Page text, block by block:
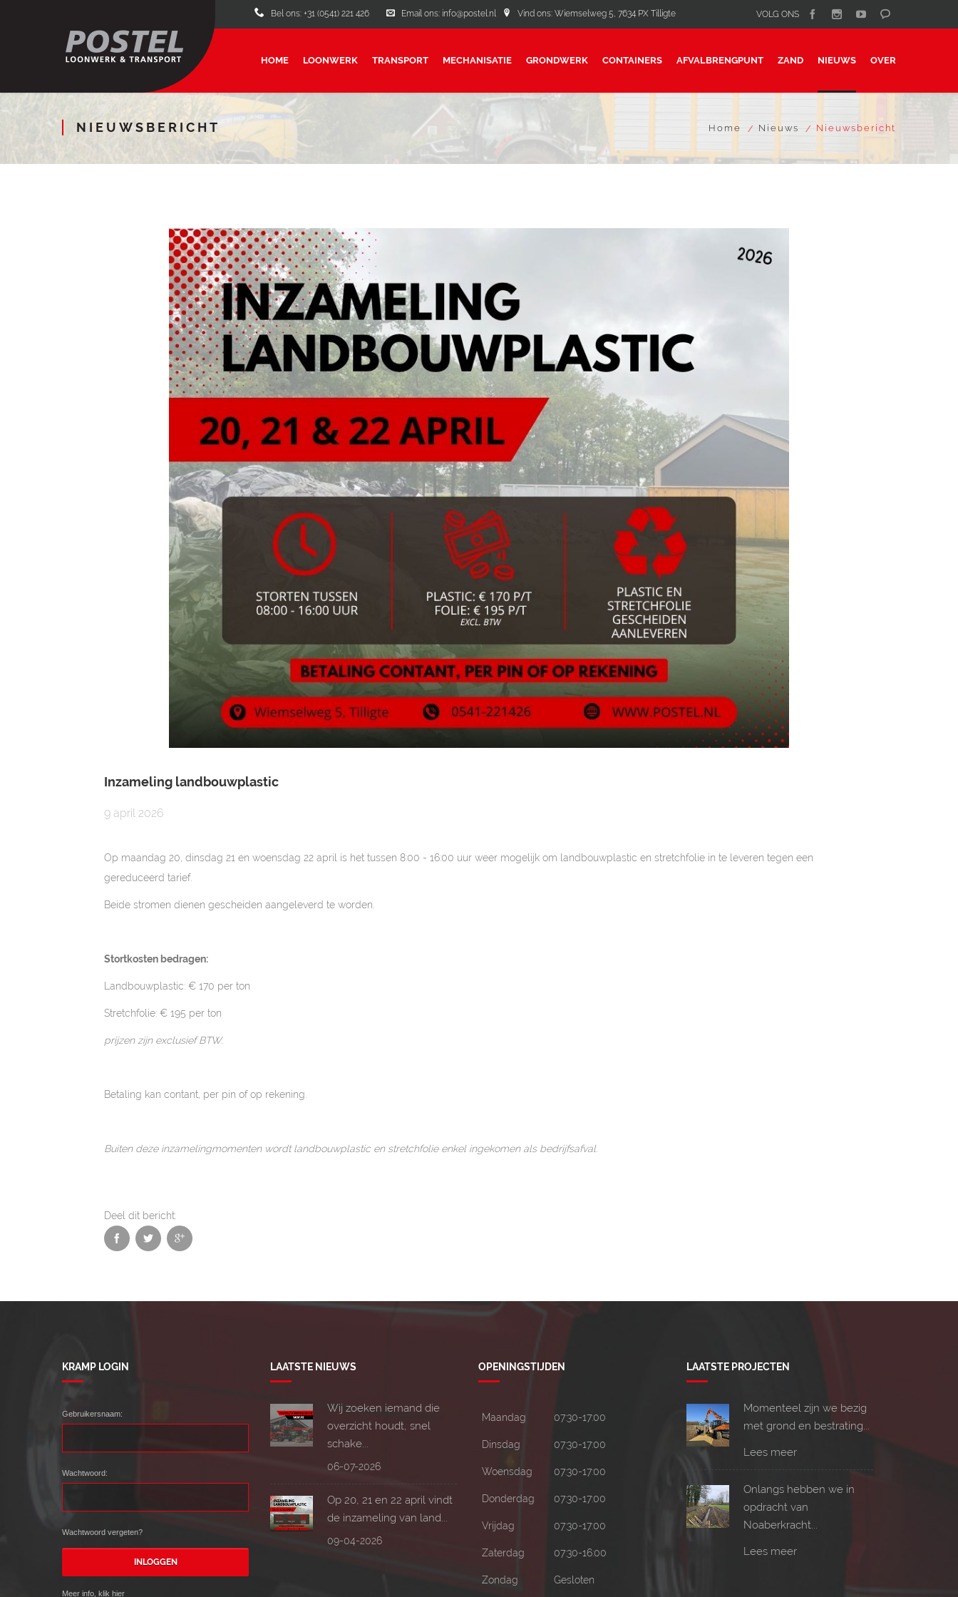
Bel ons: +31 (0541) 221 426 Email ons: info@postel.nl Vind ons: Wiemselweg 5, 7634 PX Tilligte VOLG ONS
HOME LOONWERK TRANSPORT MECHANISATIE GRONDWERK CONTAINERS AFVALBRENGPUNT ZAND NIEUWS OVER
NIEUWSBERICHT Home Nieuws Nieuwsbericht
Inzameling landbouwplastic
9 april 2026
Op maandag 20, dinsdag 21 en woensdag 22 april is het tussen 8:00 - 16:00 uur weer mogelijk om landbouwplastic en stretchfolie in te leveren tegen een
gereduceerd tarief.
Beide stromen dienen gescheiden aangeleverd te worden.
Stortkosten bedragen:
Landbouwplastic: € 170 per ton
Stretchfolie: € 195 per ton
prijzen zijn exclusief BTW.
Betaling kan contant, per pin of op rekening.
Buiten deze inzamelingmomenten wordt landbouwplastic en stretchfolie enkel ingekomen als bedrijfsafval.
Deel dit bericht:
KRAMP LOGIN
Gebruikersnaam:
Wachtwoord:
Wachtwoord vergeten?
Meer info, klik hier
LAATSTE NIEUWS
Wij zoeken iemand die
overzicht houdt, snel
schake...
06-07-2026
Op 20, 21 en 22 april vindt
de inzameling van land...
09-04-2026
OPENINGSTIJDEN
Maandag 07:30-17:00
Dinsdag 07:30-17:00
Woensdag 07:30-17:00
Donderdag 07:30-17:00
Vrijdag 07:30-17:00
Zaterdag 07:30-16:00
Zondag Gesloten
LAATSTE PROJECTEN
Momenteel zijn we bezig
met grond en bestrating...
Lees meer
Onlangs hebben we in
opdracht van
Noaberkracht...
Lees meer